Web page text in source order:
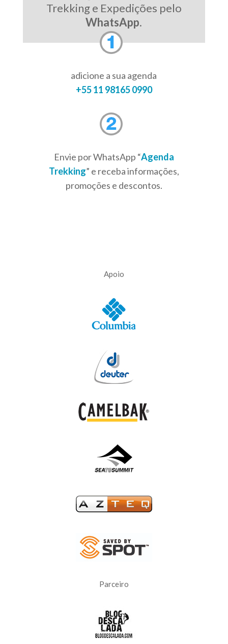
Trekking e Expedições pelo
WhatsApp.
adicione a sua agenda
+55 11 98165 0990
Envie por WhatsApp “Agenda
Trekking” e receba informações,
promoções e descontos.
Apoio
Parceiro